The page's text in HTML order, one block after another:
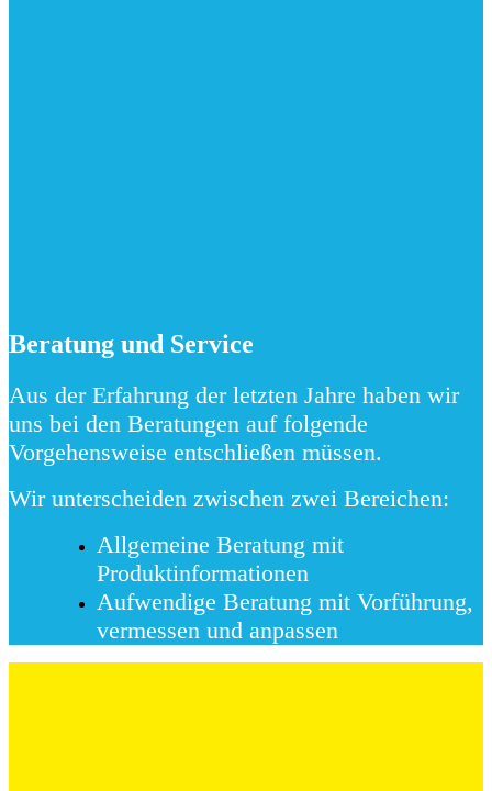
Beratung und Service
Aus der Erfahrung der letzten Jahre haben wir
uns bei den Beratungen auf folgende
Vorgehensweise entschließen müssen.
Wir unterscheiden zwischen zwei Bereichen:
Allgemeine Beratung mit
Produktinformationen
Aufwendige Beratung mit Vorführung,
vermessen und anpassen